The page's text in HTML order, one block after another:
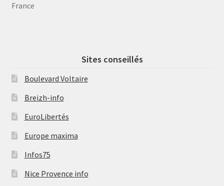
France
Sites conseillés
Boulevard Voltaire
Breizh-info
EuroLibertés
Europe maxima
Infos75
Nice Provence info